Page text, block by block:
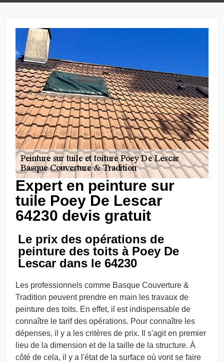
Expert en peinture sur
tuile Poey De Lescar
64230 devis gratuit
Le prix des opérations de
peinture des toits à Poey De
Lescar dans le 64230
Les professionnels comme Basque Couverture &
Tradition peuvent prendre en main les travaux de
peinture des toits. En effet, il est indispensable de
connaître le tarif des opérations. Pour connaître les
dépenses, il y a les critères de prix. Il s'agit en premier
lieu de la dimension et de la taille de la structure. À
côté de cela, il y a l'état de la surface où vont se faire